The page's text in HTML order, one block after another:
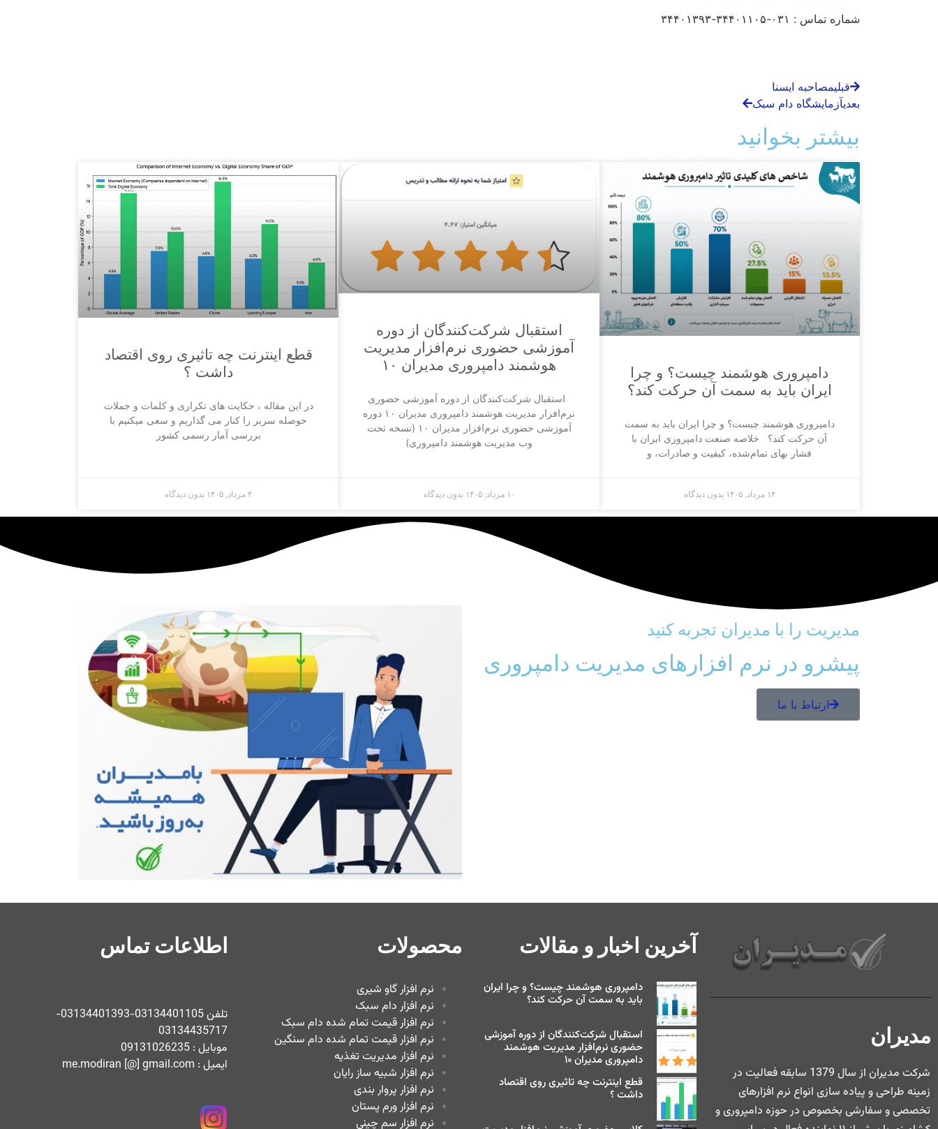
شماره تماس : ۰۳۱-۳۴۴۰۱۱۰۵-۳۴۴۰۱۳۹۳
قبلیمصاحبه ایسنا
بعدیآزمایشگاه دام سبک
بیشتر بخوانید
دامپروری هوشمند چیست؟ و چرا
ایران باید به سمت آن حرکت کند؟
دامپروری هوشمند چیست؟ و چرا ایران باید به سمت
آن حرکت کند؟ خلاصه صنعت دامپروری ایران با
فشار بهای تمام‌شده، کیفیت و صادرات، و
۱۴ مرداد, ۱۴۰۵ بدون دیدگاه
استقبال شرکت‌کنندگان از دوره
آموزشی حضوری نرم‌افزار مدیریت
هوشمند دامپروری مدیران ۱۰
استقبال شرکت‌کنندگان از دوره آموزشی حضوری
نرم‌افزار مدیریت هوشمند دامپروری مدیران ۱۰ دوره
آموزشی حضوری نرم‌افزار مدیران ۱۰ (نسخه تحت
وب مدیریت هوشمند دامپروری)
۱۰ مرداد, ۱۴۰۵ بدون دیدگاه
قطع اینترنت چه تاثیری روی اقتصاد
داشت ؟
در این مقاله ، حکایت های تکراری و کلمات و جملات
حوصله سربر را کنار می گذاریم و سعی میکنیم با
بررسی آمار رسمی کشور
۴ مرداد, ۱۴۰۵ بدون دیدگاه
مدیریت را با مدیران تجربه کنید
پیشرو در نرم افزارهای مدیریت دامپروری
ارتباط با ما
مدیران
شركت مديران از سال 1379 سابقه فعاليت در
زمينه طراحی و پياده سازی انواع نرم افزارهای
تخصصی و سفارشی بخصوص در حوزه دامپروری و
آخرین اخبار و مقالات
دامپروری هوشمند چیست؟ و چرا ایران
باید به سمت آن حرکت کند؟
استقبال شرکت‌کنندگان از دوره آموزشی
حضوری نرم‌افزار مدیریت هوشمند
دامپروری مدیران ۱۰
قطع اینترنت چه تاثیری روی اقتصاد
داشت ؟
محصولات
نرم افزار گاو شیری
نرم افزار دام سبک
نرم افزار قیمت تمام شده دام سبک
نرم افزار قیمت تمام شده دام سنگین
نرم افزار مدیریت تغذیه
نرم افزار شبیه ساز رایان
نرم افزار پروار بندی
نرم افزار ورم پستان
نرم افزار سم چینی
اطلاعات تماس
تلفن 03134401105-03134401393-
03134435717
موبایل : 09131026235
ایمیل : me.modiran [@] gmail.com